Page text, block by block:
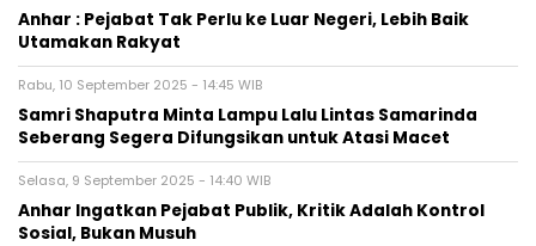
Anhar : Pejabat Tak Perlu ke Luar Negeri, Lebih Baik
Utamakan Rakyat
Rabu, 10 September 2025 - 14:45 WIB
Samri Shaputra Minta Lampu Lalu Lintas Samarinda
Seberang Segera Difungsikan untuk Atasi Macet
Selasa, 9 September 2025 - 14:40 WIB
Anhar Ingatkan Pejabat Publik, Kritik Adalah Kontrol
Sosial, Bukan Musuh